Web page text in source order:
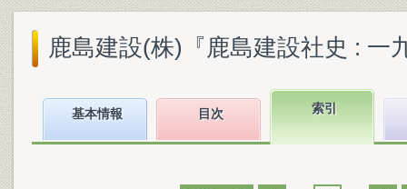
鹿島建設(株)『鹿島建設社史 : 一
基本情報 目次 索引